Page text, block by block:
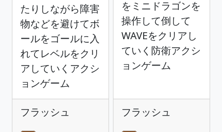
たりしながら障害
物などを避けてボ
ールをゴールに入
れてレベルをクリ
アしていくアクシ
ョンゲーム
フラッシュ
をミニドラゴンを
操作して倒して
WAVEをクリアし
ていく防衛アクシ
ョンゲーム
フラッシュ